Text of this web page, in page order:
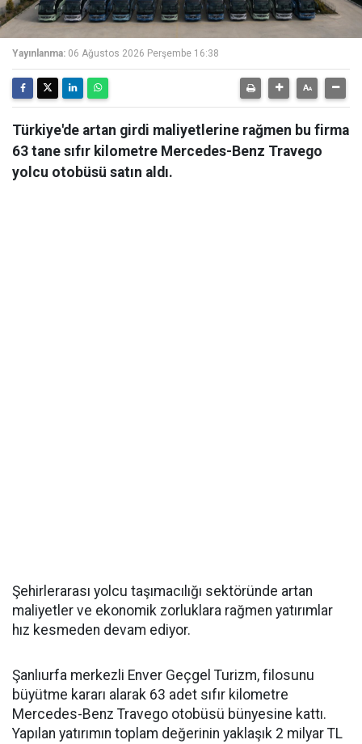
Yayınlanma: 06 Ağustos 2026 Perşembe 16:38
Türkiye'de artan girdi maliyetlerine rağmen bu firma
63 tane sıfır kilometre Mercedes-Benz Travego
yolcu otobüsü satın aldı.
Şehirlerarası yolcu taşımacılığı sektöründe artan
maliyetler ve ekonomik zorluklara rağmen yatırımlar
hız kesmeden devam ediyor.
Şanlıurfa merkezli Enver Geçgel Turizm, filosunu
büyütme kararı alarak 63 adet sıfır kilometre
Mercedes-Benz Travego otobüsü bünyesine kattı.
Yapılan yatırımın toplam değerinin yaklaşık 2 milyar TL